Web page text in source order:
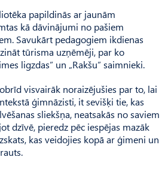
papildinās ar jaunām
kā dāvinājumi no pašiem
Savukārt pedagogiem ikdienas
tūrisma uzņēmēji, par ko
ligzdas” un „Rakšu” saimnieki.
visvairāk noraizējušies par to, lai
ģimnāzisti, it sevišķi tie, kas
sliekšņa, neatsakās no saviem
dzīvē, pieredz pēc iespējas mazāk
kas veidojies kopā ar ģimeni un